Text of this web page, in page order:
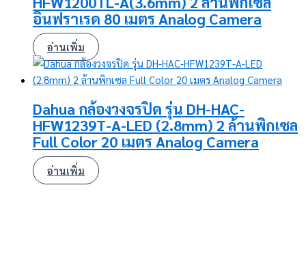
อินฟราเรด 80 เมตร Analog Camera
อ่านเพิ่ม
Dahua กล้องวงจรปิด รุ่น DH-HAC-
HFW1239T-A-LED (2.8mm) 2 ล้านพิกเซล
Full Color 20 เมตร Analog Camera
อ่านเพิ่ม